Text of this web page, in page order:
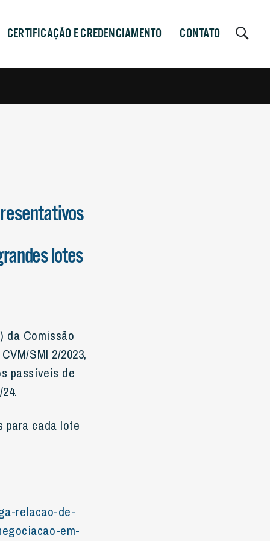
CERTIFICAÇÃO E CREDENCIAMENTO CONTATO
lotes
da Comissão
SMI 2/2023,
passíveis de
para cada lote
relacao-de-
em-